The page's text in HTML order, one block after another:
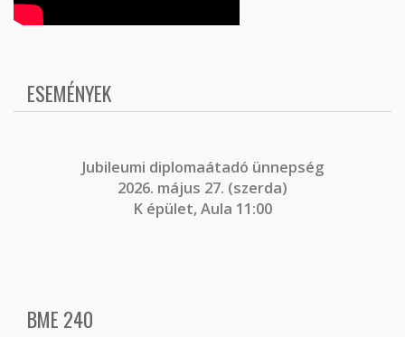
ESEMÉNYEK
Jubileumi diplomaátadó ünnepség
2026. május 27. (szerda)
K épület, Aula 11:00
BME 240